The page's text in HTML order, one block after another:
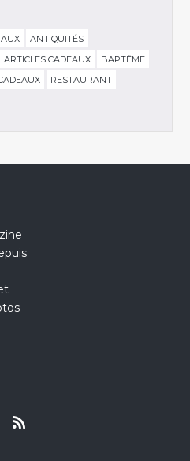
ANTIQUITÉS
ARTICLES CADEAUX
BAPTÊME
RESTAURANT